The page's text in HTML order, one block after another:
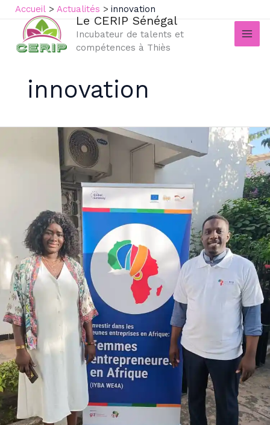
Aller
contenu
Le CERIP Sénégal
Incubateur de talents et
compétences à Thiès
Accueil Actualités innovation
innovation
lancent
la
mise
en
œuvre
du
Programme
IYBA
WE4A
(GIZ-
UE)